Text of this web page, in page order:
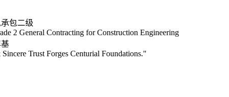
包二级
2 General Contracting for Construction Engineering
Trust Forges Centurial Foundations."